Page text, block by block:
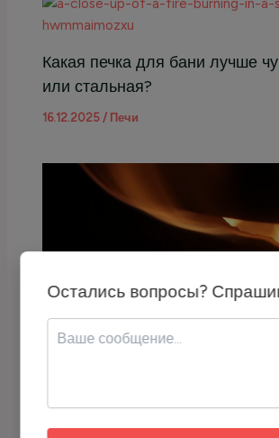
Какая печка для бани лучше
или стальная?
16.12.2025 / Печи
Остались вопросы?